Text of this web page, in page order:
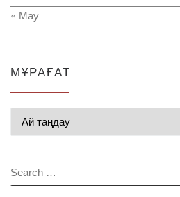
« Мау
МҰРАҒАТ
SEARCH